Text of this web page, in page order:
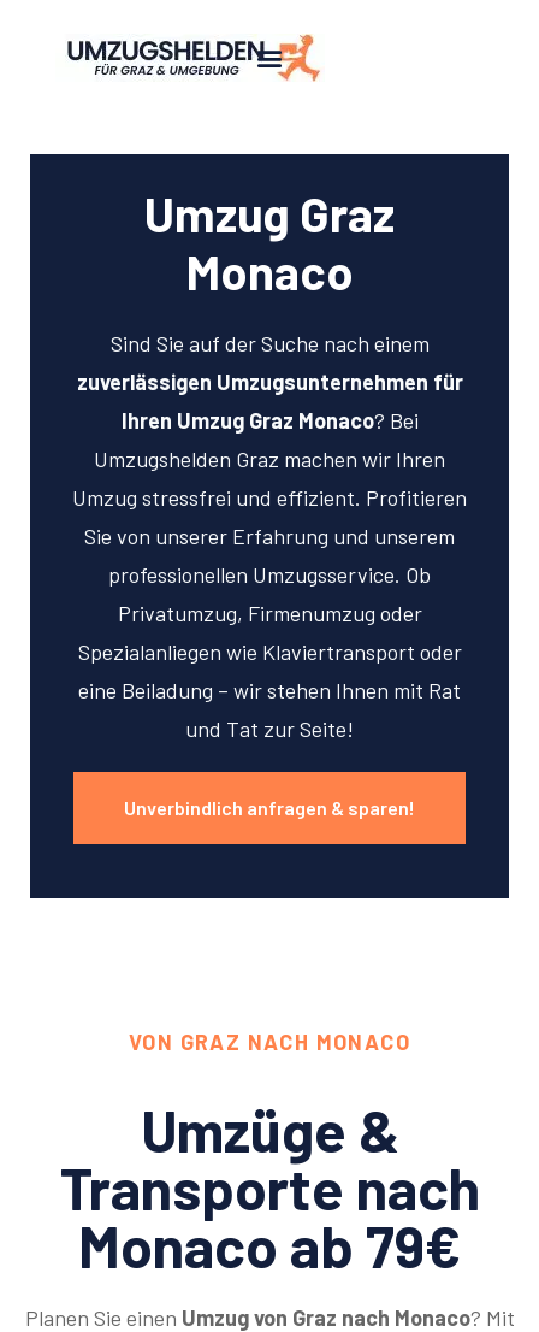
Umzug Graz
Monaco
Sind Sie auf der Suche nach einem
zuverlässigen Umzugsunternehmen für
Ihren Umzug Graz Monaco? Bei
Umzugshelden Graz machen wir Ihren
Umzug stressfrei und effizient. Profitieren
Sie von unserer Erfahrung und unserem
professionellen Umzugsservice. Ob
Privatumzug, Firmenumzug oder
Spezialanliegen wie Klaviertransport oder
eine Beiladung – wir stehen Ihnen mit Rat
und Tat zur Seite!
Unverbindlich anfragen & sparen!
VON GRAZ NACH MONACO
Umzüge &
Transporte nach
Monaco ab 79€
Planen Sie einen Umzug von Graz nach Monaco? Mit